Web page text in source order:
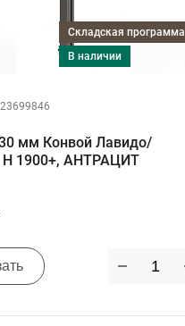
Складская программа
в наличии
мм Конвой Лавидо/
1900+, АНТРАЦИТ